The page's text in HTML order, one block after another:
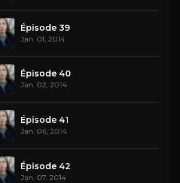
Épisode 39
Jan. 01, 2014
Épisode 40
Jan. 02, 2014
Épisode 41
Jan. 06, 2014
Épisode 42
Jan. 07, 2014